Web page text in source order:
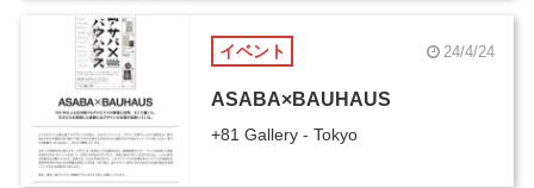
イベント 24/4/24
ASABA×BAUHAUS
+81 Gallery - Tokyo